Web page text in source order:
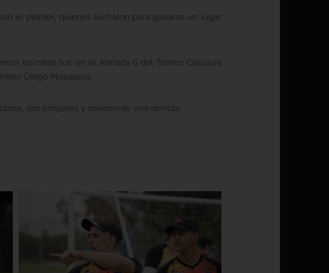
el plantel, quienes lucharon para ganarse un lugar
las caras fue en la Jornada 6 del Torneo Clausura
Diego Mosquera.
dos empates y solamente una derrota.